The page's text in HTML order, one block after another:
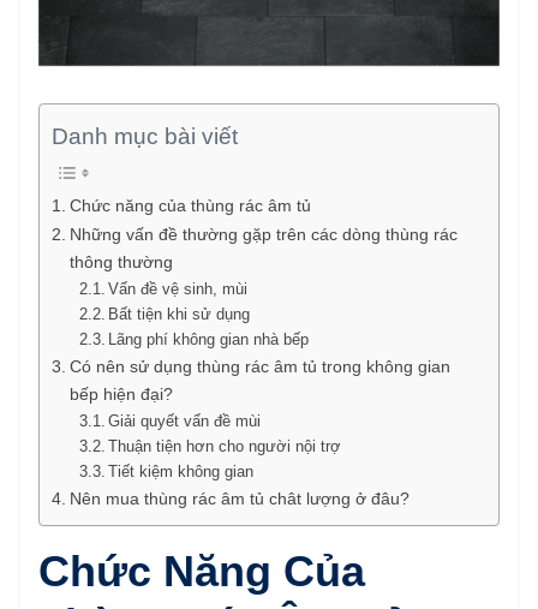
Danh mục bài viết
Chức năng của thùng rác âm tủ
Những vấn đề thường gặp trên các dòng thùng rác
thông thường
Vấn đề vệ sinh, mùi
Bất tiện khi sử dụng
Lãng phí không gian nhà bếp
Có nên sử dụng thùng rác âm tủ trong không gian
bếp hiện đại?
Giải quyết vấn đề mùi
Thuận tiện hơn cho người nội trợ
Tiết kiệm không gian
Nên mua thùng rác âm tủ chât lượng ở đâu?
Chức Năng Của